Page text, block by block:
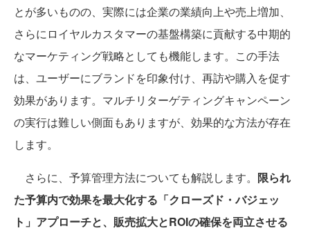
とが多いものの、実際には企業の業績向上や売上増加、
さらにロイヤルカスタマーの基盤構築に貢献する中期的
なマーケティング戦略としても機能します。この手法
は、ユーザーにブランドを印象付け、再訪や購入を促す
効果があります。マルチリターゲティングキャンペーン
の実行は難しい側面もありますが、効果的な方法が存在
します。
さらに、予算管理方法についても解説します。 限られ
た予算内で効果を最大化する「クローズド・バジェッ
ト」アプローチと、販売拡大とROIの確保を両立させる